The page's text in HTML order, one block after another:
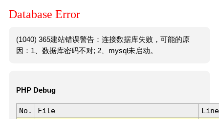
Database Error
(1040) 365建站错误警告：连接数据库失败，可能的原
因：1、数据库密码不对; 2、mysql未启动。
PHP Debug
No. File
Line